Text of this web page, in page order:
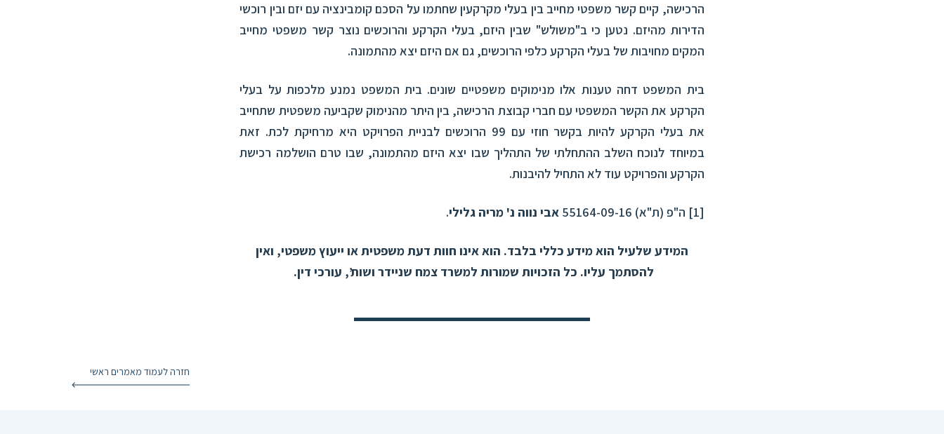
הרכישה, קיים קשר משפטי מחייב בין בעלי מקרקעין שחתמו על הסכם קומבינציה עם יזם ובין רוכשי
הדירות מהיזם. נטען כי ב"משולש" שבין היזם, בעלי הקרקע והרוכשים נוצר קשר משפטי מחייב
המקים מחויבות של בעלי הקרקע כלפי הרוכשים, גם אם היזם יצא מהתמונה.
בית המשפט דחה טענות אלו מנימוקים משפטיים שונים. בית המשפט נמנע מלכפות על בעלי
הקרקע את הקשר המשפטי עם חברי קבוצת הרכישה, בין היתר מהנימוק שקביעה משפטית שתחייב
את בעלי הקרקע להיות בקשר חוזי עם 99 הרוכשים לבניית הפרויקט היא מרחיקת לכת. זאת
במיוחד לנוכח השלב ההתחלתי של התהליך שבו יצא היזם מהתמונה, שבו טרם הושלמה רכישת
הקרקע והפרויקט עוד לא התחיל להיבנות.
[1] ה"פ (ת"א) 55164-09-16 אבי נווה נ' מריה גלילי.
המידע שלעיל הוא מידע כללי בלבד. הוא אינו חוות דעת משפטית או ייעוץ משפטי, ואין
להסתמך עליו. כל הזכויות שמורות למשרד צמח שניידר ושות’, עורכי דין.
חזרה לעמוד מאמרים ראשי